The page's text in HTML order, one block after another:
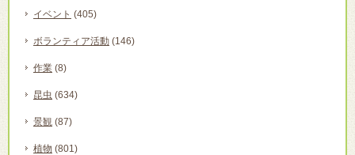
イベント (405)
ボランティア活動 (146)
作業 (8)
昆虫 (634)
景観 (87)
植物 (801)